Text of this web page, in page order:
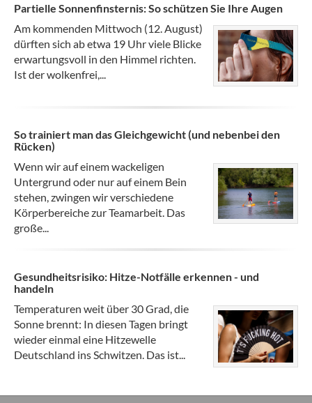
Partielle Sonnenfinsternis: So schützen Sie Ihre Augen
Am kommenden Mittwoch (12. August)
dürften sich ab etwa 19 Uhr viele Blicke
erwartungsvoll in den Himmel richten.
Ist der wolkenfrei,...
So trainiert man das Gleichgewicht (und nebenbei den
Rücken)
Wenn wir auf einem wackeligen
Untergrund oder nur auf einem Bein
stehen, zwingen wir verschiedene
Körperbereiche zur Teamarbeit. Das
große...
Gesundheitsrisiko: Hitze-Notfälle erkennen - und
handeln
Temperaturen weit über 30 Grad, die
Sonne brennt: In diesen Tagen bringt
wieder einmal eine Hitzewelle
Deutschland ins Schwitzen. Das ist...